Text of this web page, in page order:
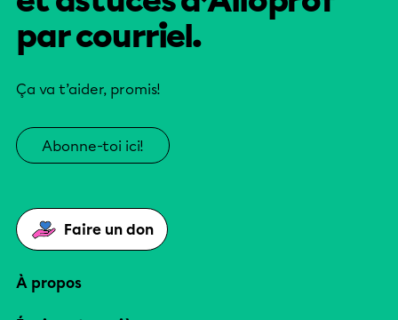
par courriel.
Ça va t’aider, promis!
Abonne-toi ici!
Faire un don
À propos